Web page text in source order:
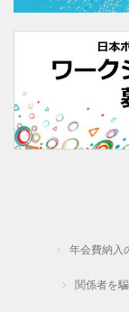
年会費納入
関係者を